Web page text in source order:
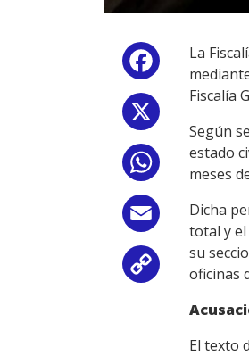
Facebook
Email
Copy
Link
La
Fiscalía
Según
estado
meses
Dicha
total y
su
oficinas
El texto